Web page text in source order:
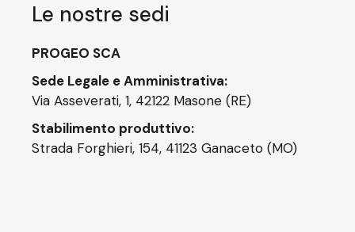
Le nostre sedi
PROGEO SCA
Sede Legale e Amministrativa:
Via Asseverati, 1, 42122 Masone (RE)
Stabilimento produttivo:
Strada Forghieri, 154, 41123 Ganaceto (MO)